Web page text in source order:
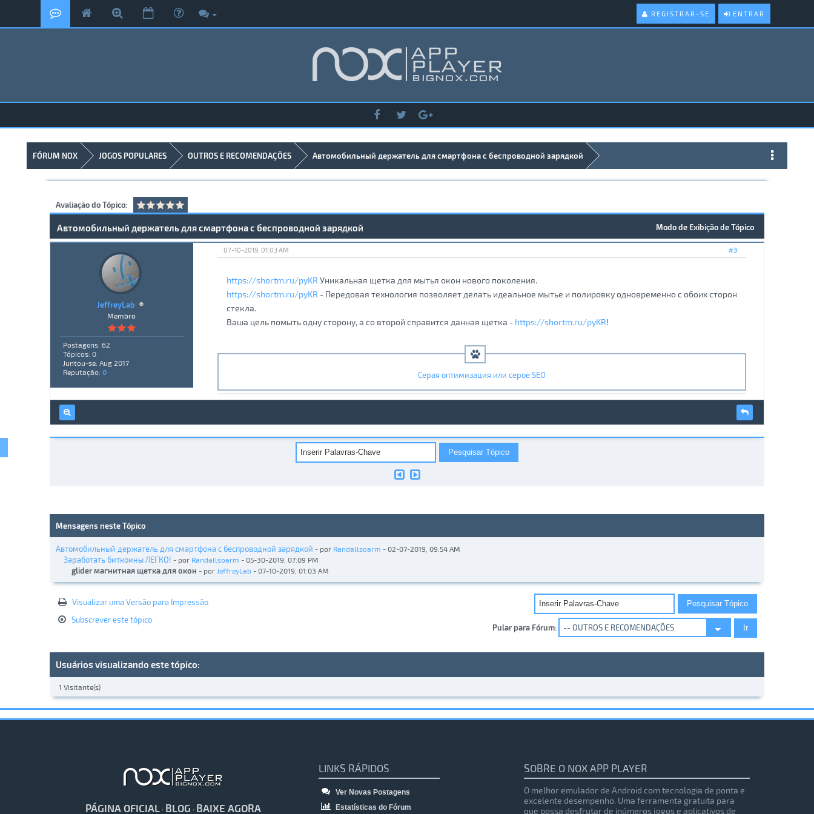
ENTRAR
REGISTRAR-SE
FÓRUM NOX JOGOS POPULARES OUTROS E RECOMENDAÇÕES Автомобильный держатель для смартфона с беспроводной зарядкой
Avaliação do Tópico:
Modo de Exibição de Tópico
Автомобильный держатель для смартфона с беспроводной зарядкой
JeffreyLab
Membro
Postagens: 62
Tópicos: 0
Juntou-se: Aug 2017
Reputação: 0
#3
07-10-2019, 01:03 AM
https://shortm.ru/pyKR Уникальная щетка для мытья окон нового поколения.
https://shortm.ru/pyKR - Передовая технология позволяет делать идеальное мытье и полировку одновременно с обоих сторон
стекла.
Ваша цель помыть одну сторону, а со второй справится данная щетка - https://shortm.ru/pyKR!
Серая оптимизация или серое SEO
Mensagens neste Tópico
Автомобильный держатель для смартфона с беспроводной зарядкой - por Randallsoarm - 02-07-2019, 09:54 AM
Заработать биткоины ЛЕГКО! - por Randallsoarm - 05-30-2019, 07:09 PM
glider магнитная щетка для окон - por JeffreyLab - 07-10-2019, 01:03 AM
Visualizar uma Versão para Impressão
Subscrever este tópico
Pular para Fórum:
Usuários visualizando este tópico:
1 Visitante(s)
PÁGINA OFICIAL · BLOG · BAIXE AGORA
LINKS RÁPIDOS
Ver Novas Postagens
Estatísticas do Fórum
SOBRE O NOX APP PLAYER
O melhor emulador de Android com tecnologia de ponta e
excelente desempenho. Uma ferramenta gratuita para
que possa desfrutar de inúmeros jogos e aplicativos de